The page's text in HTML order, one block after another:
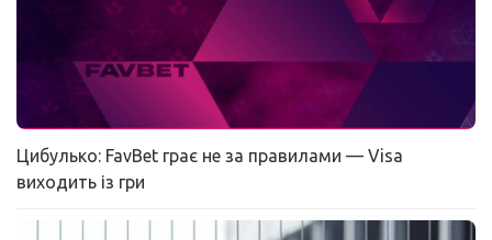
Цибулько: FavBet грає не за правилами — Visa
виходить із гри